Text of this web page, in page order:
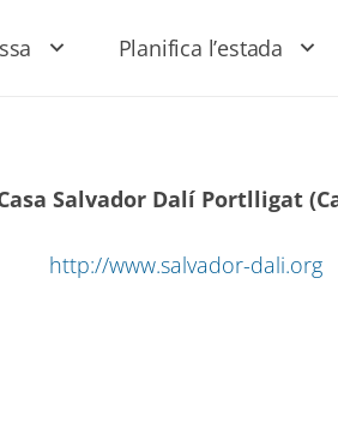
Planifica l’estada
Salvador Dalí Portlligat
http://www.salvador-dali.org